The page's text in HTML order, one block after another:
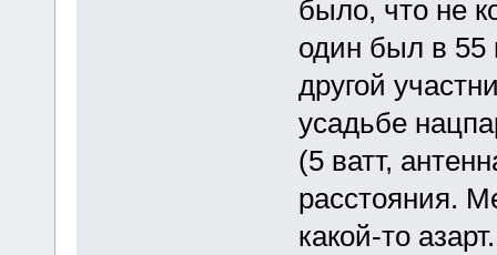
было, что не
один был в 55
другой
усадьбе
(5 ватт,
расстояния.
какой-то